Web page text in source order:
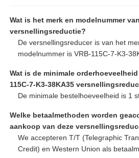
Wat is het merk en modelnummer
versnellingsreductie?
De versnellingsreducer is van het
modelnummer is VRB-115C-7-K3-
Wat is de minimale orderhoeveelheid
115C-7-K3-38KA35
De minimale bestelhoeveelheid is 1
Welke betaalmethoden worden
aankoop van deze
We accepteren T/T (Telegraphic
Credit) en Western Union als